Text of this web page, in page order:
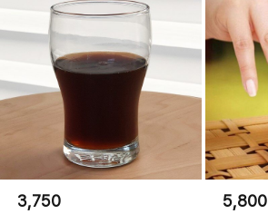
3,750 5,800